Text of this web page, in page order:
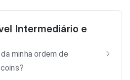
Intermediário e
minha ordem de